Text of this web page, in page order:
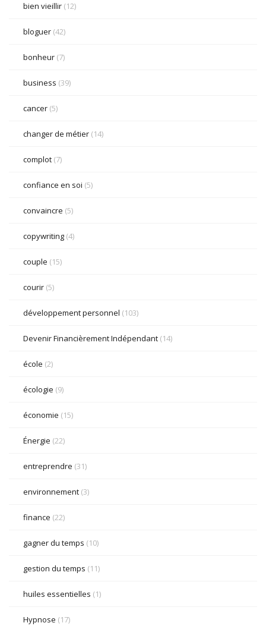
bien vieillir (12)
bloguer (42)
bonheur (7)
business (39)
cancer (5)
changer de métier (14)
complot (7)
confiance en soi (5)
convaincre (5)
copywriting (4)
couple (15)
courir (5)
développement personnel (103)
Devenir Financièrement Indépendant (14)
école (2)
écologie (9)
économie (15)
Énergie (22)
entreprendre (31)
environnement (3)
finance (22)
gagner du temps (10)
gestion du temps (11)
huiles essentielles (1)
Hypnose (17)